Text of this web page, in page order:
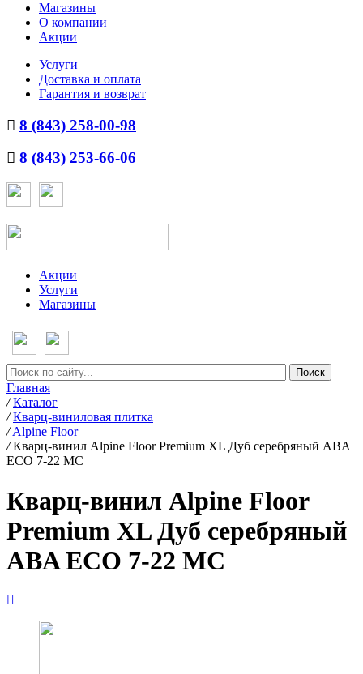
Магазины
О компании
Акции
Услуги
Доставка и оплата
Гарантия и возврат
8 (843) 258-00-98
8 (843) 253-66-06
Акции
Услуги
Магазины
Главная
/ Каталог
/ Кварц-виниловая плитка
/ Alpine Floor
/ Кварц-винил Alpine Floor Premium XL Дуб серебряный ABA
ECO 7-22 MC
Кварц-винил Alpine Floor
Premium XL Дуб серебряный
ABA ECO 7-22 MC